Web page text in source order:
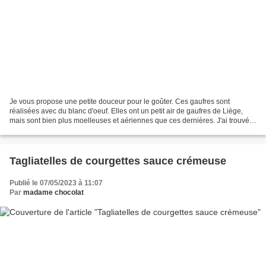
Je vous propose une petite douceur pour le goûter. Ces gaufres sont
réalisées avec du blanc d'oeuf. Elles ont un petit air de gaufres de Liège,
mais sont bien plus moelleuses et aériennes que ces dernières. J'ai trouvé
Tagliatelles de courgettes sauce crémeuse
Publié le 07/05/2023 à 11:07
Par madame chocolat